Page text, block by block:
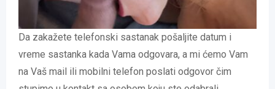
Da zakažete telefonski sastanak pošaljite datum i
vreme sastanka kada Vama odgovara, a mi ćemo Vam
na Vaš mail ili mobilni telefon poslati odgovor čim